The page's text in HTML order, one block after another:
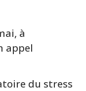
à
appel
du stress